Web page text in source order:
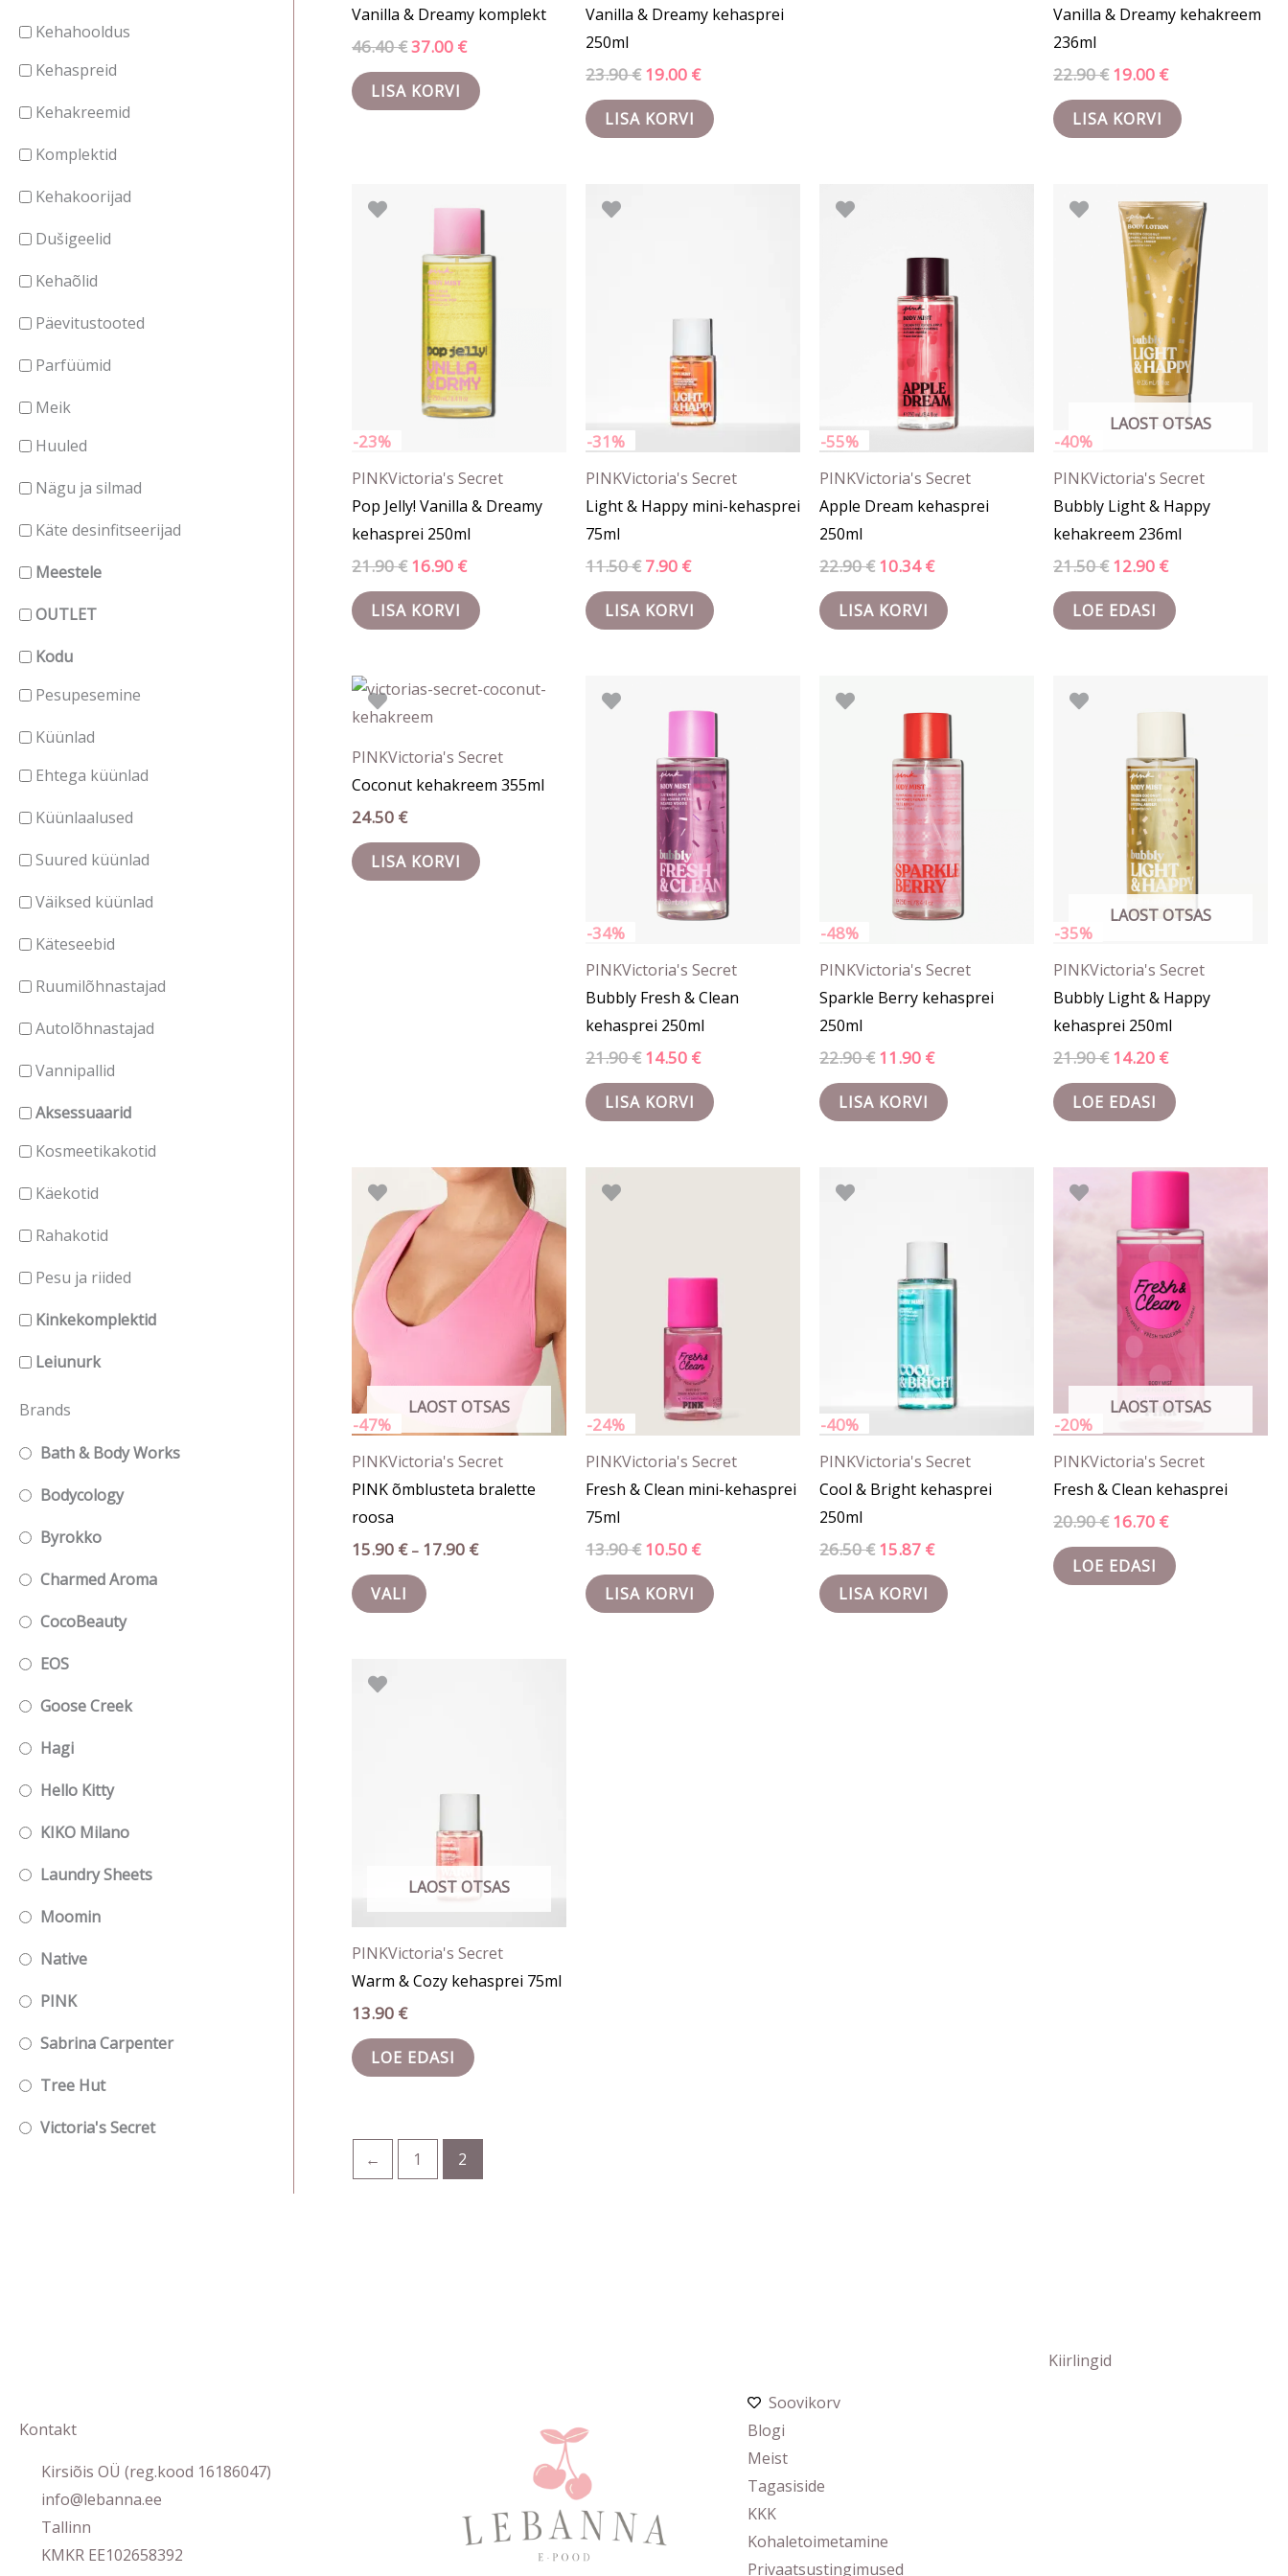
Kehahooldus
Kehaspreid
Kehakreemid
Komplektid
Kehakoorijad
Dušigeelid
Kehaõlid
Päevitustooted
Parfüümid
Meik
Huuled
Nägu ja silmad
Käte desinfitseerijad
Meestele
OUTLET
Kodu
Pesupesemine
Küünlad
Ehtega küünlad
Küünlaalused
Suured küünlad
Väiksed küünlad
Käteseebid
Ruumilõhnastajad
Autolõhnastajad
Vannipallid
Aksessuaarid
Kosmeetikakotid
Käekotid
Rahakotid
Pesu ja riided
Kinkekomplektid
Leiunurk
Brands
Bath & Body Works
Bodycology
Byrokko
Charmed Aroma
CocoBeauty
EOS
Goose Creek
Hagi
Hello Kitty
KIKO Milano
Laundry Sheets
Moomin
Native
PINK
Sabrina Carpenter
Tree Hut
Victoria's Secret
Vanilla & Dreamy komplekt
46.40€37.00 €
LISA KORVI
Vanilla & Dreamy kehasprei
250ml
23.90€ 19.00 €
LISA KORVI
Vanilla & Dreamy kehakreem
236ml
22.90€ 19.00 €
LISA KORVI
-23%
PINKVictoria's Secret
Pop Jelly! Vanilla & Dreamy
kehasprei 250ml
21.90€
hind
16.90 €
hind
LISA KORVI
-31%
PINKVictoria's Secret
Light & Happy mini-kehasprei
75ml
11.50€ 7.90 €
LISA KORVI
-55%
PINKVictoria's Secret
Apple Dream kehasprei
250ml
22.90€ 10.34€
LISA KORVI
-40%
LAOST OTSAS
PINKVictoria's Secret
Bubbly Light & Happy
kehakreem 236ml
21.50€
hind
oli:
21.50 €.
12.90 €
hind
on:
12.90 €.
LOE EDASI
PINKVictoria's Secret
Coconut kehakreem 355ml
24.50 €
LISA KORVI
-34%
PINKVictoria's Secret
Bubbly Fresh & Clean
kehasprei 250ml
21.90€ 14.50 €
on:
LISA KORVI
-48%
PINKVictoria's Secret
Sparkle Berry kehasprei
250ml
22.90€ 11.90 €
on:
11.90 €.
LISA KORVI
-35%
LAOST OTSAS
PINKVictoria's Secret
Bubbly Light & Happy
kehasprei 250ml
21.90€ 14.20 €
on:
14.20 €.
LOE EDASI
-47%
LAOST OTSAS
PINKVictoria's Secret
PINK õmblusteta bralette
roosa
15.90 € – 17.90 €
Hinnavahemik:
15.90 €
17.90 €
VALI
Sellel
tootel
varianti.
Valikuid
tootelehel.
-24%
PINKVictoria's Secret
Fresh & Clean mini-kehasprei
75ml
13.90€ 10.50 €
LISA KORVI
-40%
PINKVictoria's Secret
Cool & Bright kehasprei
250ml
26.50€ 15.87 €
LISA KORVI
-20%
LAOST OTSAS
PINKVictoria's Secret
Fresh & Clean kehasprei
20.90€
Algne
20.90 €.
16.70 €
Praegune
16.70 €.
LOE EDASI
LAOST OTSAS
PINKVictoria's Secret
Warm & Cozy kehasprei 75ml
13.90 €
LOE EDASI
← 1 2
Kontakt
Kirsiõis OÜ (reg.kood 16186047)
info@lebanna.ee
Tallinn
KMKR EE102658392
Kiirlingid
Soovikorv
Blogi
Meist
Tagasiside
KKK
Kohaletoimetamine
Privaatsustingimused